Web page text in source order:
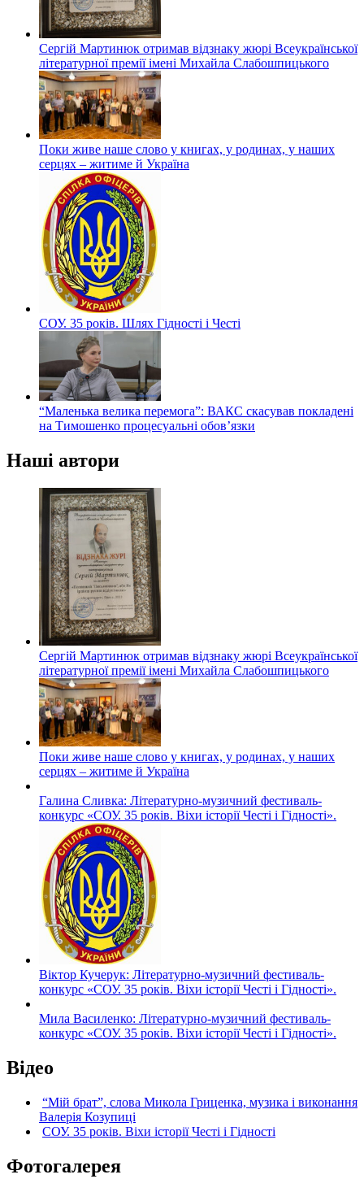
Сергій Мартинюк отримав відзнаку жюрі Всеукраїнської
літературної премії імені Михайла Слабошпицького
Поки живе наше слово у книгах, у родинах, у наших
серцях – житиме й Україна
СОУ. 35 років. Шлях Гідності і Честі
“Маленька велика перемога”: ВАКС скасував покладені
на Тимошенко процесуальні обов’язки
Наші автори
Сергій Мартинюк отримав відзнаку жюрі Всеукраїнської
літературної премії імені Михайла Слабошпицького
Поки живе наше слово у книгах, у родинах, у наших
серцях – житиме й Україна
Галина Сливка: Літературно-музичний фестиваль-
конкурс «СОУ. 35 років. Віхи історії Честі і Гідності».
Віктор Кучерук: Літературно-музичний фестиваль-
конкурс «СОУ. 35 років. Віхи історії Честі і Гідності».
Мила Василенко: Літературно-музичний фестиваль-
конкурс «СОУ. 35 років. Віхи історії Честі і Гідності».
Відео
“Мій брат”, слова Микола Гриценка, музика і виконання
Валерія Козупиці
СОУ. 35 років. Віхи історії Честі і Гідності
Фотогалерея